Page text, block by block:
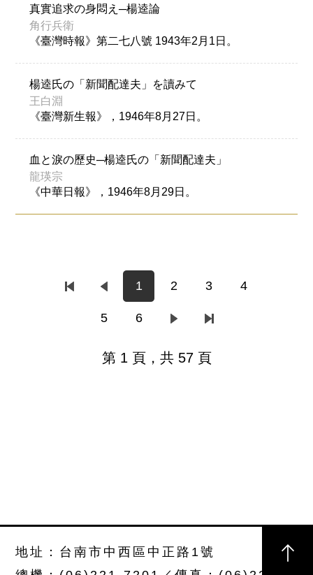
真實追求の身悶え─楊逵論
角行兵衛
《臺灣時報》第二七八號 1943年2月1日。
楊逵氏の「新聞配達夫」を讀みて
王白淵
《臺灣新生報》，1946年8月27日。
血と淚の歷史─楊逵氏の「新聞配達夫」
龍瑛宗
《中華日報》，1946年8月29日。
1 2 3 4
5 6
第 1 頁，共 57 頁
地址：台南市中西區中正路1號